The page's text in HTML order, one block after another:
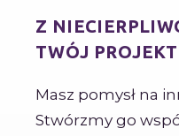
Z
TWÓJ PROJEKT
Masz pomysł na
Stwórzmy go